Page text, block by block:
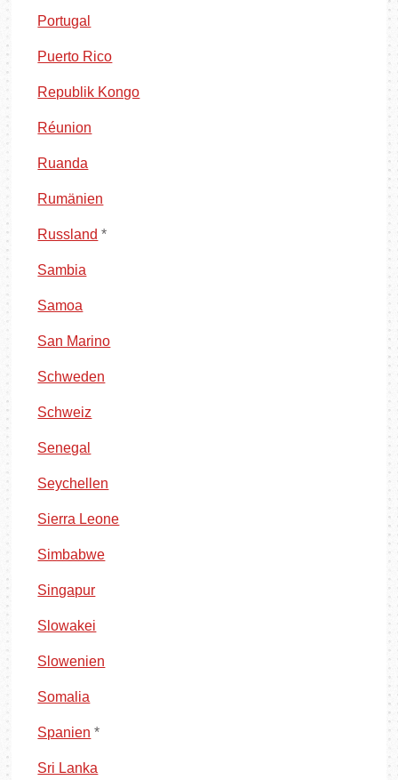
Portugal
Puerto Rico
Republik Kongo
Réunion
Ruanda
Rumänien
Russland *
Sambia
Samoa
San Marino
Schweden
Schweiz
Senegal
Seychellen
Sierra Leone
Simbabwe
Singapur
Slowakei
Slowenien
Somalia
Spanien *
Sri Lanka